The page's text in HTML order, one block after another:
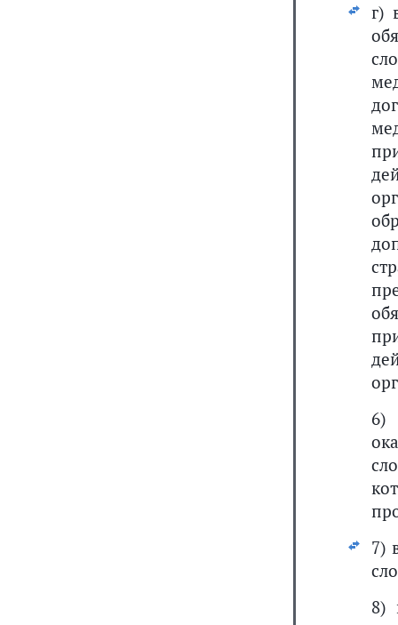
г)
7)